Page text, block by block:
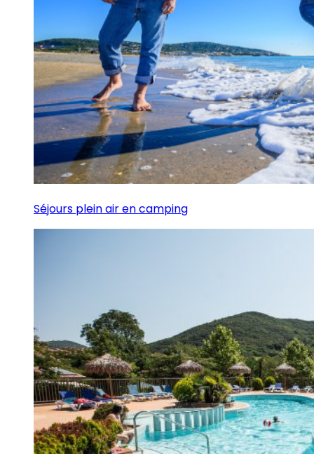
Séjours plein air en camping